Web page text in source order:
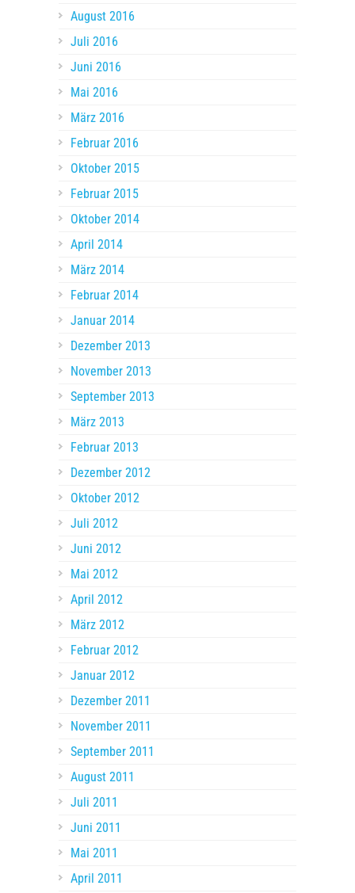
August 2016
Juli 2016
Juni 2016
Mai 2016
März 2016
Februar 2016
Oktober 2015
Februar 2015
Oktober 2014
April 2014
März 2014
Februar 2014
Januar 2014
Dezember 2013
November 2013
September 2013
März 2013
Februar 2013
Dezember 2012
Oktober 2012
Juli 2012
Juni 2012
Mai 2012
April 2012
März 2012
Februar 2012
Januar 2012
Dezember 2011
November 2011
September 2011
August 2011
Juli 2011
Juni 2011
Mai 2011
April 2011